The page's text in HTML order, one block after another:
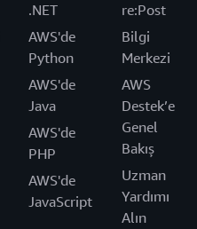
.NET
AWS'de
Python
AWS'de
Java
AWS'de
PHP
AWS'de
JavaScript
re:Post
Bilgi
Merkezi
AWS
Destek’e
Genel
Bakış
Uzman
Yardımı
Alın